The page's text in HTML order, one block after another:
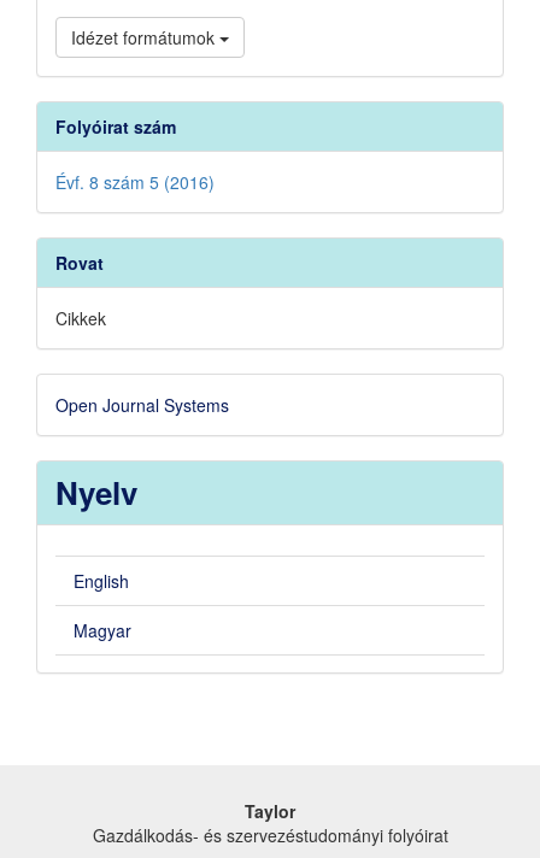
Idézet formátumok
Folyóirat szám
Évf. 8 szám 5 (2016)
Rovat
Cikkek
Developed
By
Open Journal Systems
Nyelv
English
Magyar
Taylor
Gazdálkodás- és szervezéstudományi folyóirat